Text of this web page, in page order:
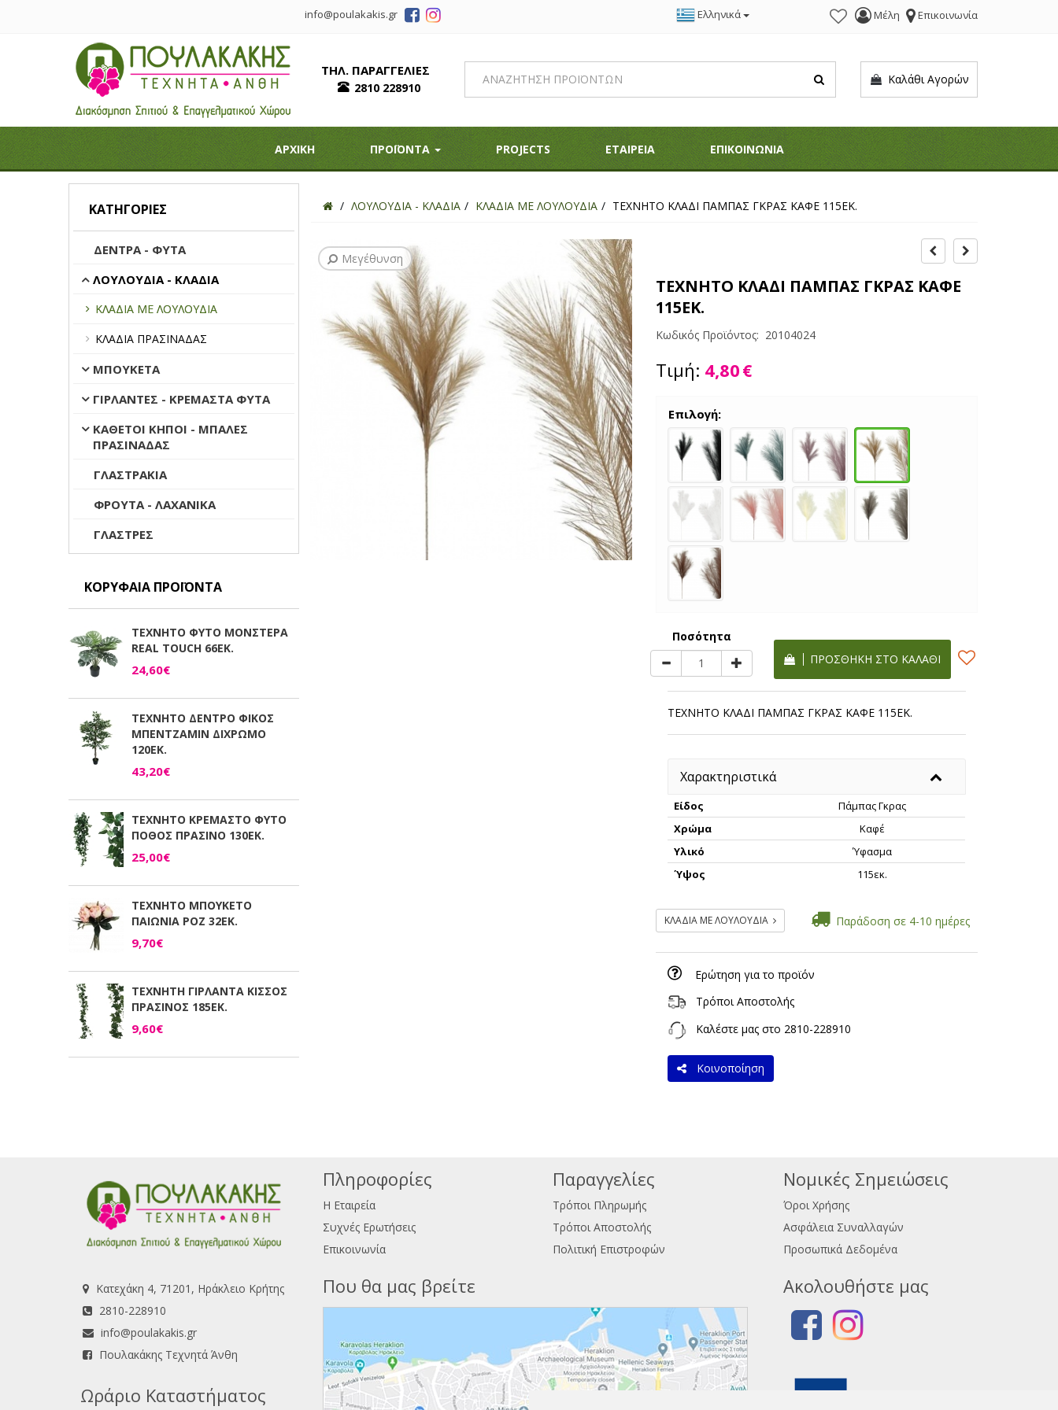
info@poulakakis.gr Ελληνικά Μέλη Επικοινωνία
ΤΗΛ. ΠΑΡΑΓΓΕΛΙΕΣ
2810 228910
Καλάθι Αγορών
ΑΡΧΙΚΗ ΠΡΟΪΟΝΤΑ PROJECTS ΕΤΑΙΡΕΙΑ ΕΠΙΚΟΙΝΩΝΙΑ
ΚΑΤΗΓΟΡΊΕΣ
ΔΕΝΤΡΑ - ΦΥΤΑ
ΛΟΥΛΟΥΔΙΑ - ΚΛΑΔΙΑ
ΚΛΑΔΙΑ ΜΕ ΛΟΥΛΟΥΔΙΑ
ΚΛΑΔΙΑ ΠΡΑΣΙΝΑΔΑΣ
ΜΠΟΥΚΕΤΑ
ΓΙΡΛΑΝΤΕΣ - ΚΡΕΜΑΣΤΑ ΦΥΤΑ
ΚΑΘΕΤΟΙ ΚΗΠΟΙ - ΜΠΑΛΕΣ
ΠΡΑΣΙΝΑΔΑΣ
ΓΛΑΣΤΡΑΚΙΑ
ΦΡΟΥΤΑ - ΛΑΧΑΝΙΚΑ
ΓΛΑΣΤΡΕΣ
ΚΟΡΥΦΑΊΑ ΠΡΟΪΌΝΤΑ
ΤΕΧΝΗΤΟ ΦΥΤΟ ΜΟΝΣΤΕΡΑ
REAL TOUCH 66ΕΚ.
24,60€
ΤΕΧΝΗΤΟ ΔΕΝΤΡΟ ΦΙΚΟΣ
ΜΠΕΝΤΖΑΜΙΝ ΔΙΧΡΩΜΟ
120ΕΚ.
43,20€
ΤΕΧΝΗΤΟ ΚΡΕΜΑΣΤΟ ΦΥΤΟ
ΠΟΘΟΣ ΠΡΑΣΙΝΟ 130ΕΚ.
25,00€
ΤΕΧΝΗΤΟ ΜΠΟΥΚΕΤΟ
ΠΑΙΩΝΙΑ ΡΟΖ 32ΕΚ.
9,70€
ΤΕΧΝΗΤΗ ΓΙΡΛΑΝΤΑ ΚΙΣΣΟΣ
ΠΡΑΣΙΝΟΣ 185ΕΚ.
9,60€
ΛΟΥΛΟΥΔΙΑ - ΚΛΑΔΙΑ ΚΛΑΔΙΑ ΜΕ ΛΟΥΛΟΥΔΙΑ ΤΕΧΝΗΤΟ ΚΛΑΔΙ ΠΑΜΠΑΣ ΓΚΡΑΣ ΚΑΦΕ 115ΕΚ.
Μεγέθυνση
ΤΕΧΝΗΤΟ ΚΛΑΔΙ ΠΑΜΠΑΣ ΓΚΡΑΣ ΚΑΦΕ
115ΕΚ.
Κωδικός Προϊόντος: 20104024
Τιμή: 4,80€
Επιλογή:
Ποσότητα
ΠΡΟΣΘΉΚΗ ΣΤΟ ΚΑΛΆΘΙ
ΤΕΧΝΗΤΟ ΚΛΑΔΙ ΠΑΜΠΑΣ ΓΚΡΑΣ ΚΑΦΕ 115ΕΚ.
Χαρακτηριστικά
Είδος
Πάμπας Γκρας
Χρώμα
Καφέ
Υλικό
Ύφασμα
Ύψος
115εκ.
ΚΛΑΔΙΑ ΜΕ ΛΟΥΛΟΥΔΙΑ Παράδοση σε 4-10 ημέρες
Ερώτηση για το προϊόν
Τρόποι Αποστολής
Καλέστε μας στο 2810-228910
Κοινοποίηση
Πληροφορίες
Η Εταιρεία
Συχνές Ερωτήσεις
Επικοινωνία
Παραγγελίες
Τρόποι Πληρωμής
Τρόποι Αποστολής
Πολιτική Επιστροφών
Νομικές Σημειώσεις
Όροι Χρήσης
Ασφάλεια Συναλλαγών
Προσωπικά Δεδομένα
Κατεχάκη 4, 71201, Ηράκλειο Κρήτης
2810-228910
info@poulakakis.gr
Πουλακάκης Τεχνητά Άνθη
Ωράριο Καταστήματος
Που θα μας βρείτε Ακολουθήστε μας